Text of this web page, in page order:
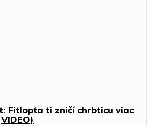
Fitlopta ti zničí chrbticu viac